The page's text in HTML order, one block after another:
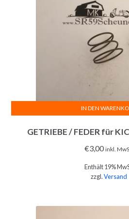
GETRIEBE / FEDER für
€3,00 inkl.
Enthält 19%
zzgl.Versand
IN DEN